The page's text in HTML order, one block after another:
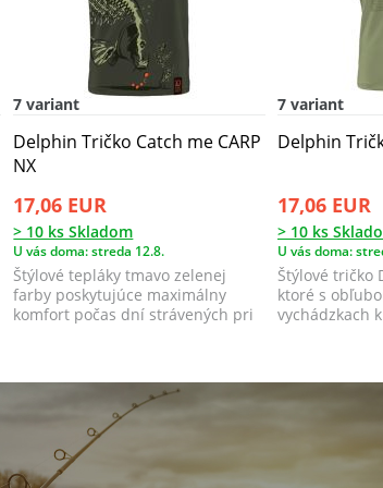
7 variant
Delphin Tričko Catch me CARP
NX
17,06 EUR
> 10 ks Skladom
U vás doma: streda 12.8.
Štýlové tepláky tmavo zelenej
farby poskytujúce maximálny
komfort počas dní strávených pri
7 variant
Delphin
17,06 EUR
> 10 ks
U vás doma:
Štýlové tričko
ktoré s
vychádzkach